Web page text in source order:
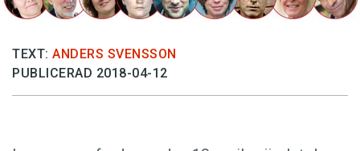
Språkfrågor
Bokrecensioner
Kviss
TEXT: ANDERS SVENSSON
PUBLICERAD 2018-04-12